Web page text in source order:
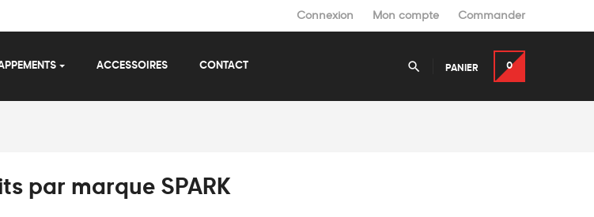
Connexion Mon compte Commander
ACCESSOIRES CONTACT PANIER 0

par marque SPARK